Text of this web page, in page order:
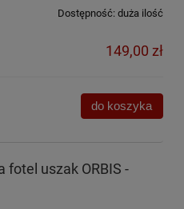
Dostępność: duża ilość
149,00 zł
do koszyka
uszak ORBIS -